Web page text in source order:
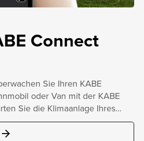
Connect
Sie Ihren KABE
oder Van mit der KABE
Sie die Klimaanlage Ihres…
arrow_forward